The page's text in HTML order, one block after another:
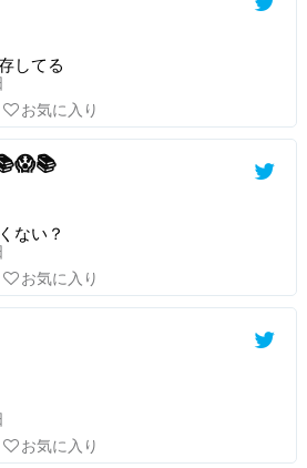
してる
お気に入り
ない？
お気に入り
お気に入り